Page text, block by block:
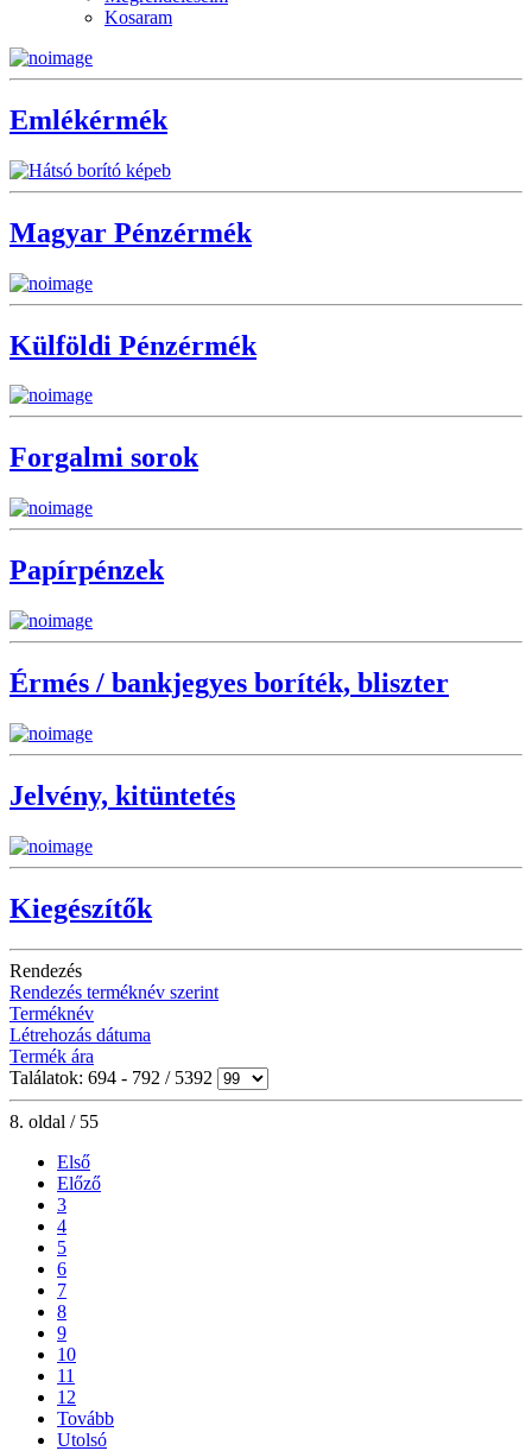
Kosaram
Emlékérmék
Magyar Pénzérmék
Külföldi Pénzérmék
Forgalmi sorok
Papírpénzek
Érmés / bankjegyes boríték, bliszter
Jelvény, kitüntetés
Kiegészítők
Rendezés
Rendezés terméknév szerint
Terméknév
Létrehozás dátuma
Termék ára
Találatok: 694 - 792 / 5392
8. oldal / 55
Első
Előző
3
4
5
6
7
8
9
10
11
12
Tovább
Utolsó